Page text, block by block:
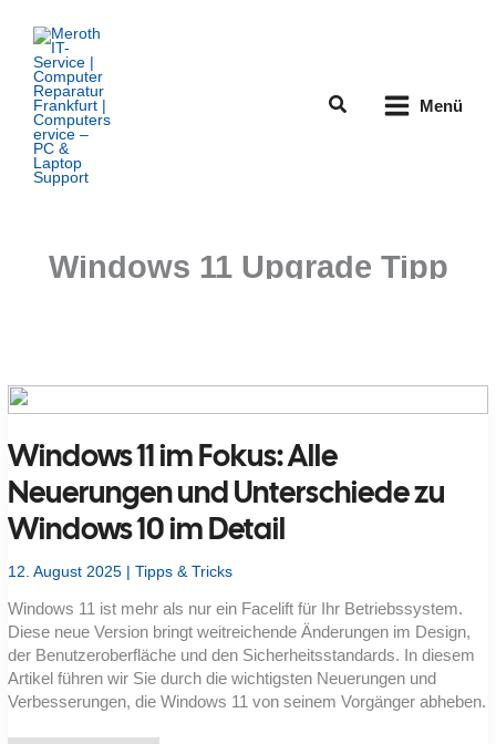
Inhalt
springen
Suchen Menü
Windows 11 Upgrade Tipp
Windows 11 im Fokus: Alle
Neuerungen und Unterschiede zu
Windows 10 im Detail
12. August 2025 |Tipps & Tricks
Windows 11 ist mehr als nur ein Facelift für Ihr Betriebssystem.
Diese neue Version bringt weitreichende Änderungen im Design,
der Benutzeroberfläche und den Sicherheitsstandards. In diesem
Artikel führen wir Sie durch die wichtigsten Neuerungen und
Verbesserungen, die Windows 11 von seinem Vorgänger abheben.